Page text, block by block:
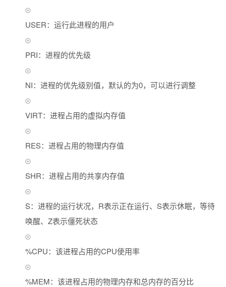
USER：运行此进程的用户
PRI：进程的优先级
NI：进程的优先级别值，默认的为0，可以进行调整
VIRT：进程占用的虚拟内存值
RES：进程占用的物理内存值
SHR：进程占用的共享内存值
S：进程的运行状况，R表示正在运行、S表示休眠，等待
唤醒、Z表示僵死状态
%CPU：该进程占用的CPU使用率
%MEM：该进程占用的物理内存和总内存的百分比